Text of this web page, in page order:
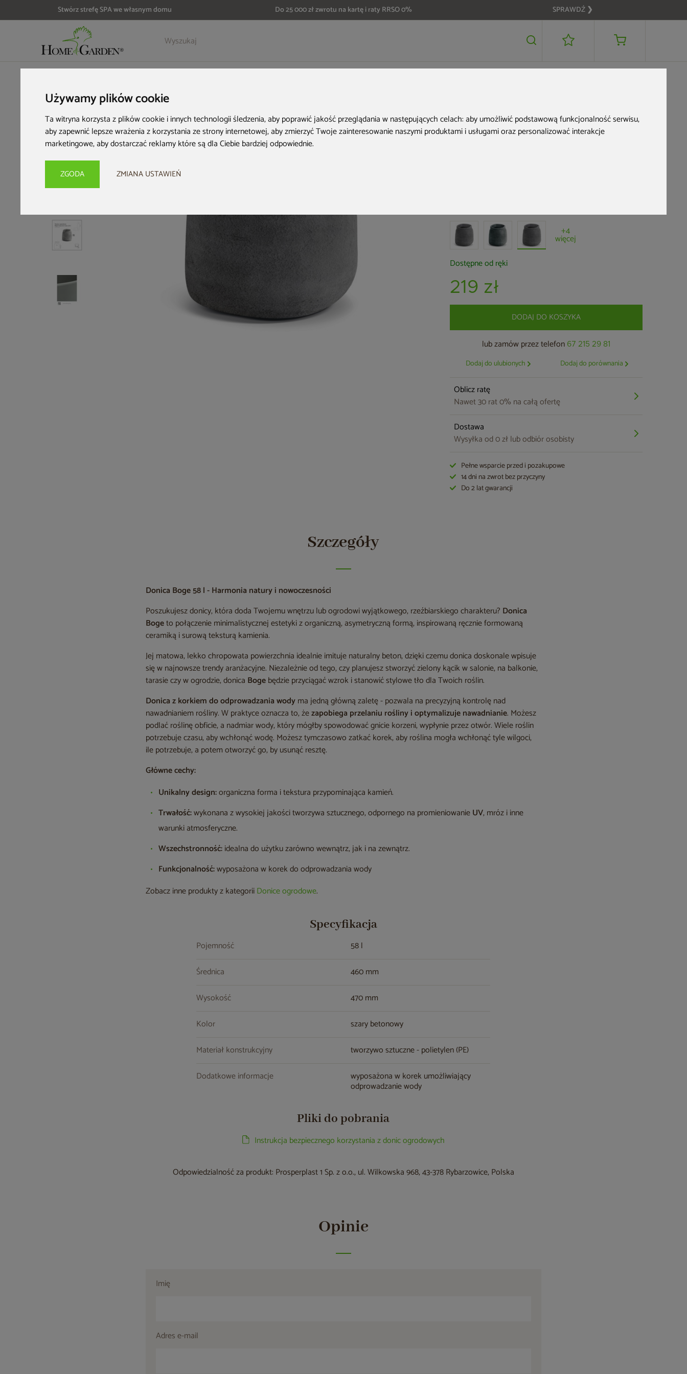
Używamy plików cookie
Ta witryna korzysta z plików cookie i innych technologii śledzenia, aby poprawić jakość przeglądania w następujących celach:aby umożliwić podstawową funkcjonalność serwisu,
aby zapewnić lepsze wrażenia z korzystania ze strony internetowej,aby zmierzyć Twoje zainteresowanie naszymi produktami i usługami oraz personalizować interakcje
marketingowe,aby dostarczać reklamy które są dla Ciebie bardziej odpowiednie.
ZGODA ZMIANA USTAWIEŃ
Stwórz strefę SPA we własnym domu Do 25 000 zł zwrotu na kartę i raty RRSO 0% SPRAWDŹ ❯
Szczegóły Opinie 219 zł DODAJ DO KOSZYKA
Donica ogrodowa
+4
więcej
Dostępne od ręki
219 zł
DODAJ DO KOSZYKA
lub zamów przez telefon 67 215 29 81
Dodaj do ulubionych Dodaj do porównania
Oblicz ratę
Nawet 30 rat 0% na całą ofertę
Dostawa
Wysyłka od 0 zł lub odbiór osobisty
Pełne wsparcie przed i pozakupowe
14 dni na zwrot bez przyczyny
Do 2 lat gwarancji
Szczegóły
Donica Boge 58 l - Harmonia natury i nowoczesności
Poszukujesz donicy, która doda Twojemu wnętrzu lub ogrodowi wyjątkowego, rzeźbiarskiego charakteru? Donica
Bogeto połączenie minimalistycznej estetyki z organiczną, asymetryczną formą, inspirowaną ręcznie formowaną
ceramiką i surową teksturą kamienia.
Jej matowa, lekko chropowata powierzchnia idealnie imituje naturalny beton, dzięki czemu donica doskonale wpisuje
się w najnowsze trendy aranżacyjne. Niezależnie od tego, czy planujesz stworzyć zielony kącik w salonie, na balkonie,
tarasie czy w ogrodzie, donica Bogebędzie przyciągać wzrok i stanowić stylowe tło dla Twoich roślin.
Donica z korkiem do odprowadzania wodyma jedną główną zaletę - pozwala na precyzyjną kontrolę nad
nawadnianiem rośliny. W praktyce oznacza to, żezapobiega przelaniu rośliny i optymalizuje nawadnianie. Możesz
podlać roślinę obficie, a nadmiar wody, który mógłby spowodować gnicie korzeni, wypłynie przez otwór. Wiele roślin
potrzebuje czasu, aby wchłonąć wodę. Możesz tymczasowo zatkać korek, aby roślina mogła wchłonąć tyle wilgoci,
ile potrzebuje, a potem otworzyć go, by usunąć resztę.
Główne cechy:
Unikalny design:organiczna forma i tekstura przypominająca kamień.
Trwałość:wykonana z wysokiej jakości tworzywa sztucznego, odpornego na promieniowanieUV, mróz i inne
warunki atmosferyczne.
Wszechstronność:idealna do użytku zarówno wewnątrz, jak i na zewnątrz.
Funkcjonalność:wyposażona w korek do odprowadzania wody
Zobacz inne produkty z kategoriiDonice ogrodowe.
Specyfikacja
Pojemność
58 l
Średnica
460 mm
Wysokość
470 mm
Kolor
szary betonowy
Materiał konstrukcyjny
tworzywo sztuczne - polietylen (PE)
Dodatkowe informacje
wyposażona w korek umożliwiający
odprowadzanie wody
Pliki do pobrania
Instrukcja bezpiecznego korzystania z donic ogrodowych
Odpowiedzialność za produkt: Prosperplast 1 Sp. z o.o., ul. Wilkowska 968, 43-378 Rybarzowice, Polska
Opinie
Imię
Adres e-mail